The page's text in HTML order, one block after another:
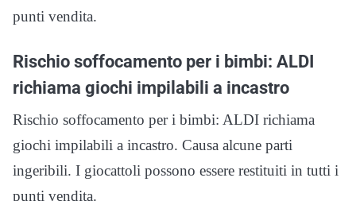
punti vendita.
Rischio soffocamento per i bimbi: ALDI
richiama giochi impilabili a incastro
Rischio soffocamento per i bimbi: ALDI richiama
giochi impilabili a incastro. Causa alcune parti
ingeribili. I giocattoli possono essere restituiti in tutti i
punti vendita.